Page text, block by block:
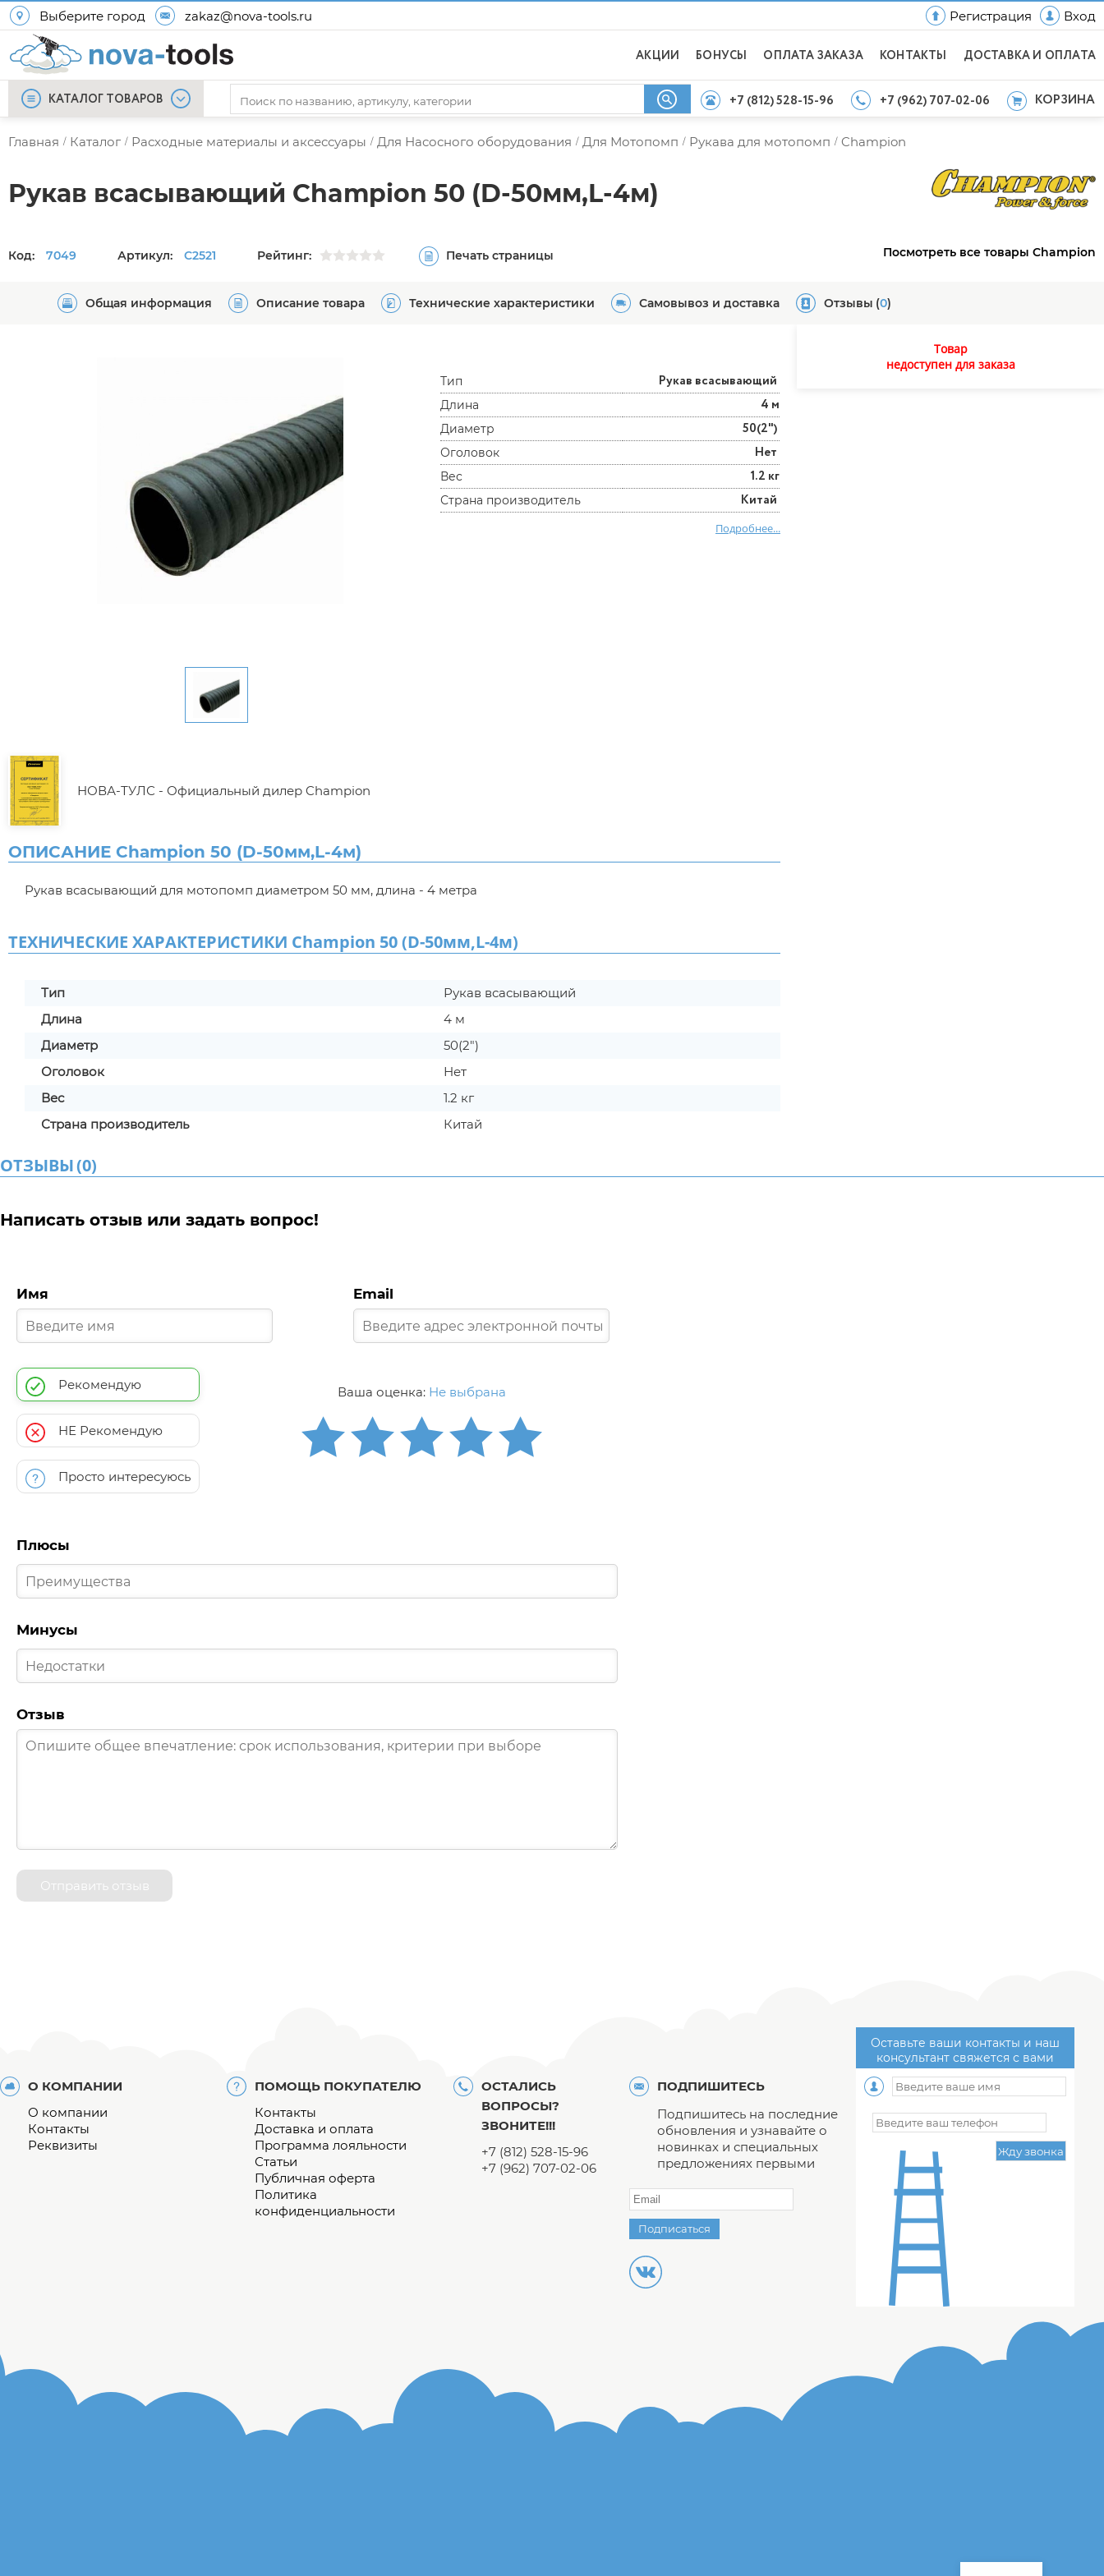
Выберите город zakaz@nova-tools.ru Регистрация Вход
АКЦИИ БОНУСЫ ОПЛАТА ЗАКАЗА КОНТАКТЫ ДОСТАВКА И ОПЛАТА
КАТАЛОГ ТОВАРОВ +7 (812) 528-15-96 +7 (962) 707-02-06 КОРЗИНА
Главная / Каталог / Расходные материалы и аксессуары / Для Насосного оборудования / Для Мотопомп / Рукава для мотопомп / Champion
Рукав всасывающий Champion 50 (D-50мм,L-4м)
Код: 7049 Артикул: C2521 Рейтинг: Печать страницы Посмотреть все товары Champion
Общая информация Описание товара Технические характеристики Самовывоз и доставка Отзывы (0)
НОВА-ТУЛС - Официальный дилер Champion
Тип Рукав всасывающий
Длина 4 м
Диаметр 50(2")
Оголовок Нет
Вес 1.2 кг
Страна производитель Китай
Подробнее...
ОПИСАНИЕ Champion 50 (D-50мм,L-4м)
Рукав всасывающий для мотопомп диаметром 50 мм, длина - 4 метра
ТЕХНИЧЕСКИЕ ХАРАКТЕРИСТИКИ Champion 50 (D-50мм,L-4м)
Тип
Рукав всасывающий
Длина
4 м
Диаметр
50(2")
Оголовок
Нет
Вес
1.2 кг
Страна производитель
Китай
Товар
недоступен для заказа
ОТЗЫВЫ(0)
Написать отзыв или задать вопрос!
Имя Email
Рекомендую
НЕ Рекомендую
Просто интересуюсь
Ваша оценка: Не выбрана
Плюсы
Минусы
Отзыв
Отправить отзыв
О КОМПАНИИ
О компании
Контакты
Реквизиты
ПОМОЩЬ ПОКУПАТЕЛЮ
Контакты
Доставка и оплата
Программа лояльности
Статьи
Публичная оферта
Политика
конфиденциальности
ОСТАЛИСЬ
ВОПРОСЫ?
ЗВОНИТЕ!!!
+7 (812) 528-15-96
+7 (962) 707-02-06
ПОДПИШИТЕСЬ
Подпишитесь на последние
обновления и узнавайте о
новинках и специальных
предложениях первыми
Подписаться
Оставьте ваши контакты и наш
консультант свяжется с вами